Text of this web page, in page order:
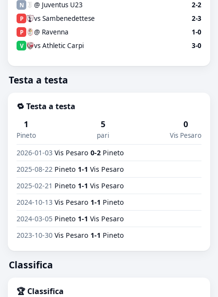
N @ Juventus U23 2-2
P vs Sambenedettese 2-3
P @ Ravenna 1-0
V vs Athletic Carpi 3-0
Testa a testa
🔁 Testa a testa
1
Pineto
5
pari
0
Vis Pesaro
2026-01-03 Vis Pesaro 0-2 Pineto
2025-08-22 Pineto 1-1 Vis Pesaro
2025-02-21 Pineto 1-1 Vis Pesaro
2024-10-13 Vis Pesaro 1-1 Pineto
2024-03-05 Pineto 1-1 Vis Pesaro
2023-10-30 Vis Pesaro 1-1 Pineto
Classifica
🏆 Classifica